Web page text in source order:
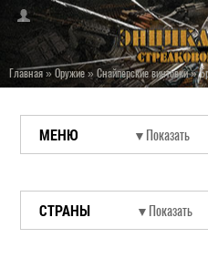
Главная»Оружие» Снайперские винтовки»
МЕНЮ
СТРАНЫ